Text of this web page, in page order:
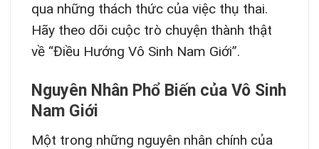
qua những thách thức của việc thụ thai.
Hãy theo dõi cuộc trò chuyện thành thật
về “Điều Hướng Vô Sinh Nam Giới”.
Nguyên Nhân Phổ Biến của Vô Sinh
Nam Giới
Một trong những nguyên nhân chính của